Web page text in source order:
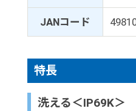
JANコード
特長
洗える＜IP69K＞